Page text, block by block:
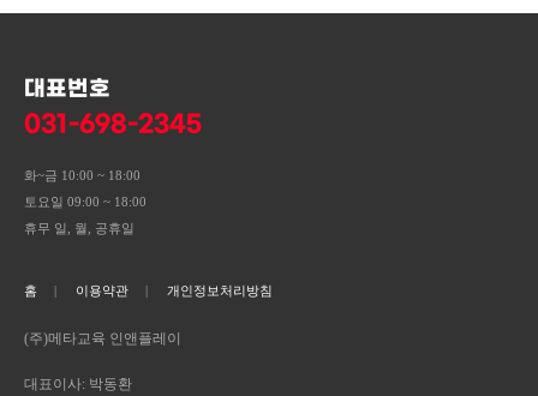
대표번호
031-698-2345
화~금 10:00 ~ 18:00
토요일 09:00 ~ 18:00
휴무 일, 월, 공휴일
홈 이용약관 개인정보처리방침
(주)메타교육 인앤플레이
대표이사: 박동환